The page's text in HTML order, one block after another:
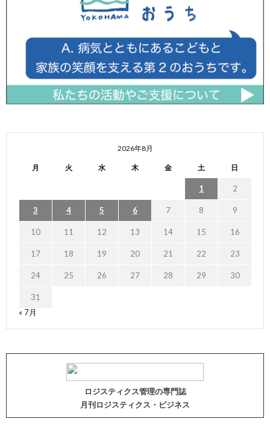
2026年8月
月 火 水 木 金 土 日
1 2
3 4 5 6 7 8 9
10 11 12 13 14 15 16
17 18 19 20 21 22 23
24 25 26 27 28 29 30
31
« 7月
ロジスティクス管理の専門誌
月刊ロジスティクス・ビジネス